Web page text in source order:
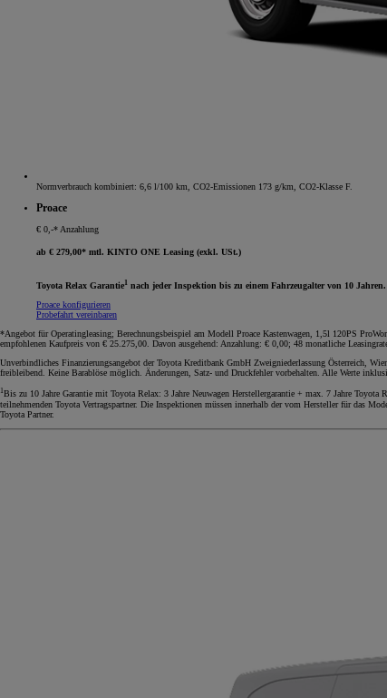
Normverbrauch kombiniert: 6,6 l/100 km, CO2-Emissionen 173 g/km, CO2-Klasse F.
Proace
€ 0,-* Anzahlung
ab € 279,00* mtl. KINTO ONE Leasing (exkl. USt.)
Toyota Relax Garantie1 nach jeder Inspektion bis zu einem Fahrzeugalter von 10 Jahren.
Proace konfigurieren
Probefahrt vereinbaren
*Angebot für Operatingleasing; Berechnungsbeispiel am Modell Proace Kastenwagen, 1,5l 120PS
empfohlenen Kaufpreis von € 25.275,00. Davon ausgehend: Anzahlung: € 0,00; 48 monatliche
Unverbindliches Finanzierungsangebot der Toyota Kreditbank GmbH Zweigniederlassung Österreich,
freibleibend. Keine Barablöse möglich. Änderungen, Satz- und Druckfehler vorbehalten. Alle Werte
1Bis zu 10 Jahre Garantie mit Toyota Relax: 3 Jahre Neuwagen Herstellergarantie + max. 7 Jahre
teilnehmenden Toyota Vertragspartner. Die Inspektionen müssen innerhalb der vom Hersteller für das
Toyota Partner.